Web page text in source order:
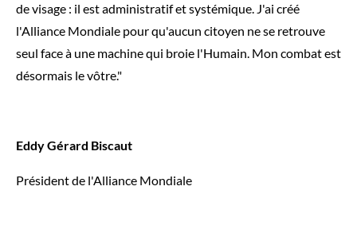
de visage : il est administratif et systémique. J'ai créé
l'Alliance Mondiale pour qu'aucun citoyen ne se retrouve
seul face à une machine qui broie l'Humain. Mon combat est
désormais le vôtre."
Eddy Gérard Biscaut
Président de l'Alliance Mondiale